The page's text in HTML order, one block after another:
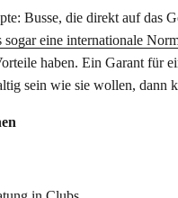
Busse, die direkt auf das
eine internationale
haben. Ein Garant für
sein wie sie wollen, dann